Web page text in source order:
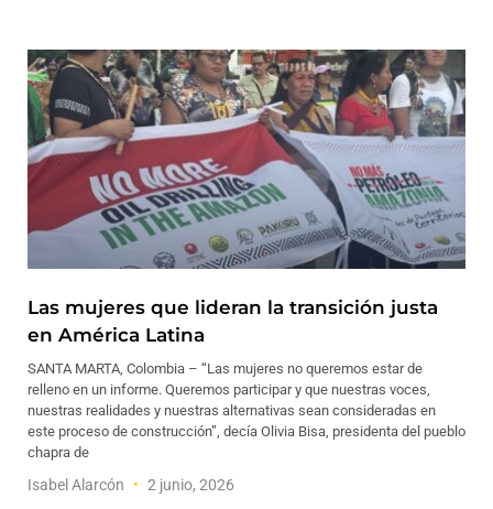
Las mujeres que lideran la transición justa
en América Latina
SANTA MARTA, Colombia – “Las mujeres no queremos estar de
relleno en un informe. Queremos participar y que nuestras voces,
nuestras realidades y nuestras alternativas sean consideradas en
este proceso de construcción”, decía Olivia Bisa, presidenta del pueblo
chapra de
Isabel Alarcón 2 junio, 2026